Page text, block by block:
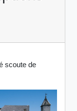
scoute de